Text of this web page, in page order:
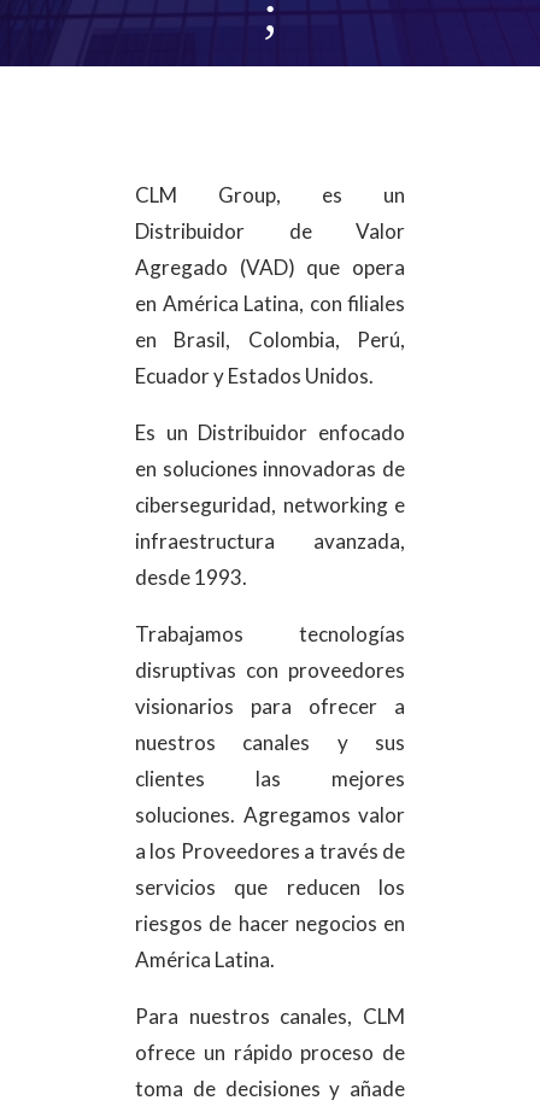
;
CLM Group, es un
Distribuidor de Valor
Agregado (VAD) que opera
en América Latina, con filiales
en Brasil, Colombia, Perú,
Ecuador y Estados Unidos.
Es un Distribuidor enfocado
en soluciones innovadoras de
ciberseguridad, networking e
infraestructura avanzada,
desde 1993.
Trabajamos tecnologías
disruptivas con proveedores
visionarios para ofrecer a
nuestros canales y sus
clientes las mejores
soluciones. Agregamos valor
a los Proveedores a través de
servicios que reducen los
riesgos de hacer negocios en
América Latina.
Para nuestros canales, CLM
ofrece un rápido proceso de
toma de decisiones y añade